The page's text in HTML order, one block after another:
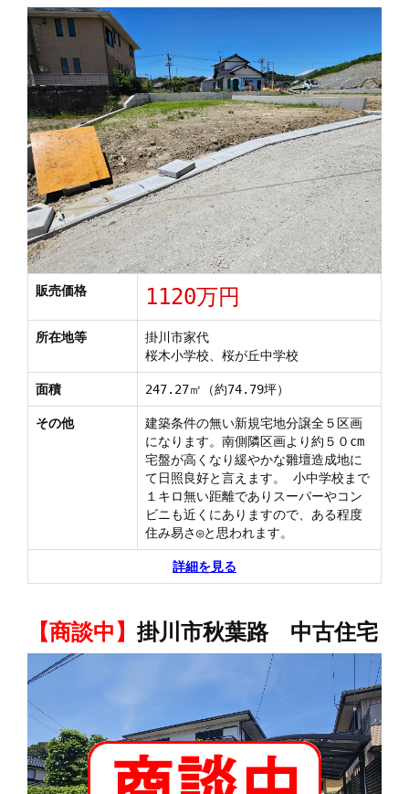
販売価格 1120万円
所在地等
掛川市家代
桜木小学校、桜が丘中学校
面積 247.27㎡（約74.79坪）
その他
建築条件の無い新規宅地分譲全５区画
になります。南側隣区画より約５０cm
宅盤が高くなり緩やかな雛壇造成地に
て日照良好と言えます。 小中学校まで
１キロ無い距離でありスーパーやコン
ビニも近くにありますので、ある程度
住み易さ◎と思われます。
詳細を見る
【商談中】 掛川市秋葉路 中古住宅